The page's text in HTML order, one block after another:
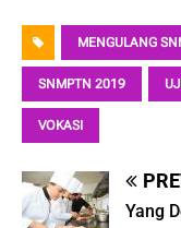
MENGULANG
SNMPTN 2019
VOKASI
Yang